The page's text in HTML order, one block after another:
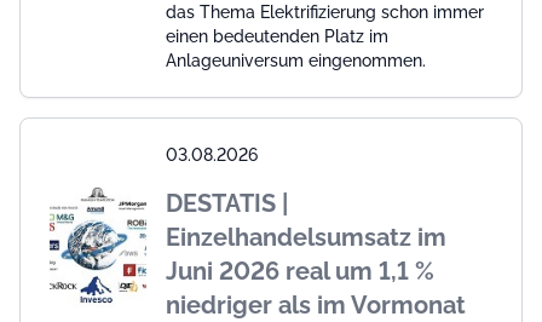
das Thema Elektrifizierung schon immer
einen bedeutenden Platz im
Anlageuniversum eingenommen.
03.08.2026
DESTATIS |
Einzelhandelsumsatz im
Juni 2026 real um 1,1 %
niedriger als im Vormonat